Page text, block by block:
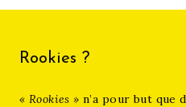
Rookies ?
« Rookies »n’a pour but que